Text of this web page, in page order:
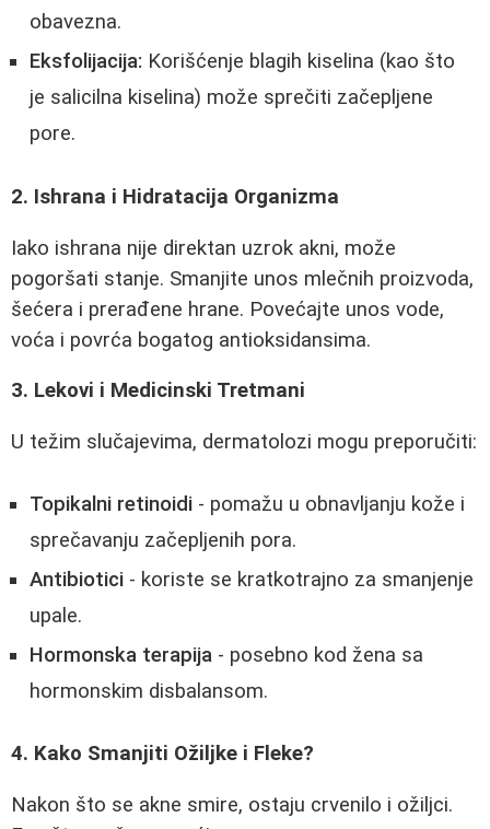
obavezna.
Eksfolijacija: Korišćenje blagih kiselina (kao što
je salicilna kiselina) može sprečiti začepljene
pore.
2. Ishrana i Hidratacija Organizma
Iako ishrana nije direktan uzrok akni, može
pogoršati stanje. Smanjite unos mlečnih proizvoda,
šećera i prerađene hrane. Povećajte unos vode,
voća i povrća bogatog antioksidansima.
3. Lekovi i Medicinski Tretmani
U težim slučajevima, dermatolozi mogu preporučiti:
Topikalni retinoidi - pomažu u obnavljanju kože i
sprečavanju začepljenih pora.
Antibiotici - koriste se kratkotrajno za smanjenje
upale.
Hormonska terapija - posebno kod žena sa
hormonskim disbalansom.
4. Kako Smanjiti Ožiljke i Fleke?
Nakon što se akne smire, ostaju crvenilo i ožiljci.